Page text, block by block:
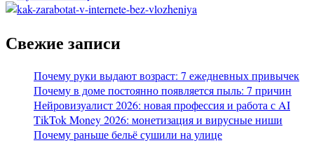
Свежие записи
Почему руки выдают возраст: 7 ежедневных привычек
Почему в доме постоянно появляется пыль: 7 причин
Нейровизуалист 2026: новая профессия и работа с AI
TikTok Money 2026: монетизация и вирусные ниши
Почему раньше бельё сушили на улице